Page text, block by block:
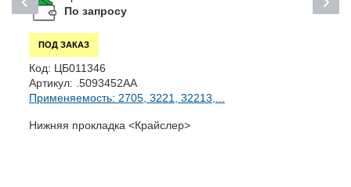
По запросу
ПОД ЗАКАЗ
Код: ЦБ011346
Артикул: .5093452АА
Применяемость: 2705, 3221, 32213,...
Нижняя прокладка <Крайслер>